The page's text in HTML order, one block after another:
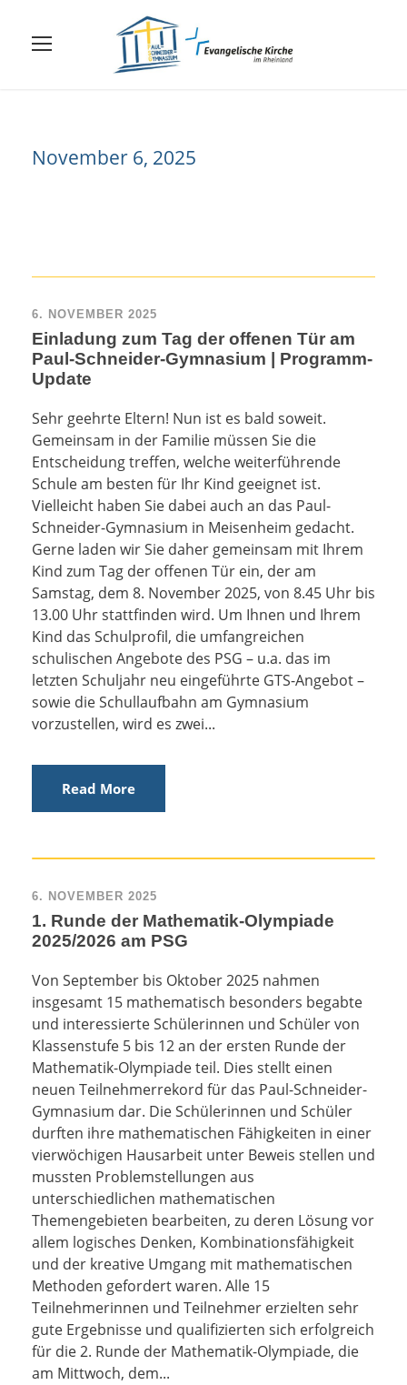
November 6, 2025
6. NOVEMBER 2025
Einladung zum Tag der offenen Tür am
Paul-Schneider-Gymnasium | Programm-
Update
Sehr geehrte Eltern! Nun ist es bald soweit.
Gemeinsam in der Familie müssen Sie die
Entscheidung treffen, welche weiterführende
Schule am besten für Ihr Kind geeignet ist.
Vielleicht haben Sie dabei auch an das Paul-
Schneider-Gymnasium in Meisenheim gedacht.
Gerne laden wir Sie daher gemeinsam mit Ihrem
Kind zum Tag der offenen Tür ein, der am
Samstag, dem 8. November 2025, von 8.45 Uhr bis
13.00 Uhr stattfinden wird. Um Ihnen und Ihrem
Kind das Schulprofil, die umfangreichen
schulischen Angebote des PSG – u.a. das im
letzten Schuljahr neu eingeführte GTS-Angebot –
sowie die Schullaufbahn am Gymnasium
vorzustellen, wird es zwei...
Read More
6. NOVEMBER 2025
1. Runde der Mathematik-Olympiade
2025/2026 am PSG
Von September bis Oktober 2025 nahmen
insgesamt 15 mathematisch besonders begabte
und interessierte Schülerinnen und Schüler von
Klassenstufe 5 bis 12 an der ersten Runde der
Mathematik-Olympiade teil. Dies stellt einen
neuen Teilnehmerrekord für das Paul-Schneider-
Gymnasium dar. Die Schülerinnen und Schüler
durften ihre mathematischen Fähigkeiten in einer
vierwöchigen Hausarbeit unter Beweis stellen und
mussten Problemstellungen aus
unterschiedlichen mathematischen
Themengebieten bearbeiten, zu deren Lösung vor
allem logisches Denken, Kombinationsfähigkeit
und der kreative Umgang mit mathematischen
Methoden gefordert waren. Alle 15
Teilnehmerinnen und Teilnehmer erzielten sehr
gute Ergebnisse und qualifizierten sich erfolgreich
für die 2. Runde der Mathematik-Olympiade, die
am Mittwoch, dem...